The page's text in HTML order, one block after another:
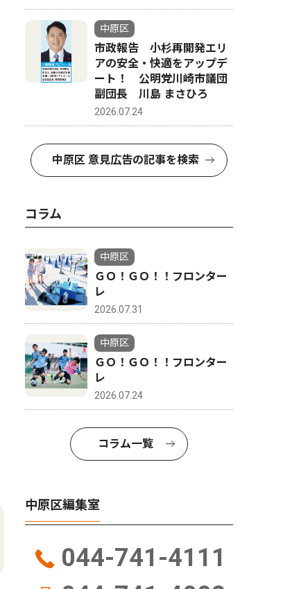
中原区
市政報告 小杉再開発エリ
アの安全・快適をアップデ
ート！ 公明党川崎市議団
副団長 川島 まさひろ
2026.07.24
中原区 意見広告の記事を検索
コラム
中原区
ＧＯ！ＧＯ！！フロンター
レ
2026.07.31
中原区
ＧＯ！ＧＯ！！フロンター
レ
2026.07.24
コラム一覧
中原区編集室
044-741-4111